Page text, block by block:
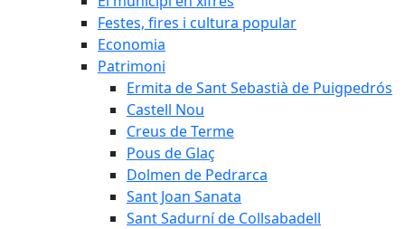
Festes, fires i cultura popular
Economia
Patrimoni
Ermita de Sant Sebastià de Puigpedrós
Castell Nou
Creus de Terme
Pous de Glaç
Dolmen de Pedrarca
Sant Joan Sanata
Sant Sadurní de Collsabadell